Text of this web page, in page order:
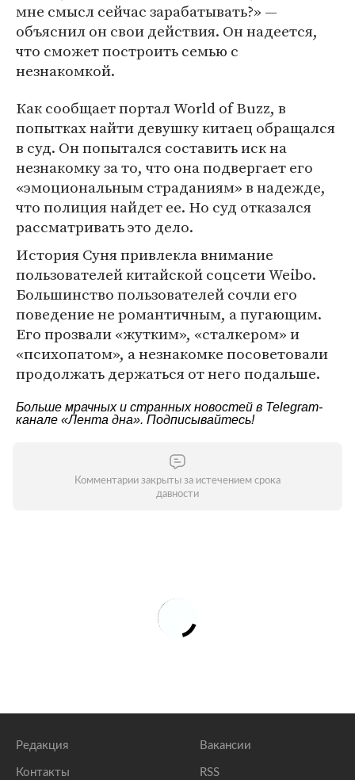
мне смысл сейчас зарабатывать?» —
объяснил он свои действия. Он надеется,
что сможет построить семью с
незнакомкой.
Как сообщает портал World of Buzz, в
попытках найти девушку китаец обращался
в суд. Он попытался составить иск на
незнакомку за то, что она подвергает его
«эмоциональным страданиям» в надежде,
что полиция найдет ее. Но суд отказался
рассматривать это дело.
История Суня привлекла внимание
пользователей китайской соцсети Weibo.
Большинство пользователей сочли его
поведение не романтичным, а пугающим.
Его прозвали «жутким», «сталкером» и
«психопатом», а незнакомке посоветовали
продолжать держаться от него подальше.
Больше мрачных и странных новостей в Telegram-
канале «Лента дна». Подписывайтесь!
Комментарии закрыты за истечением срока
давности
Редакция
Контакты
Вакансии
RSS